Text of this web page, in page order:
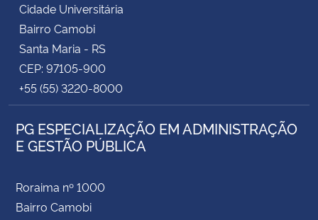
Cidade Universitária
Bairro Camobi
Santa Maria - RS
CEP: 97105-900
+55 (55) 3220-8000
PG ESPECIALIZAÇÃO EM ADMINISTRAÇÃO
E GESTÃO PÚBLICA
Roraima nº 1000
Bairro Camobi